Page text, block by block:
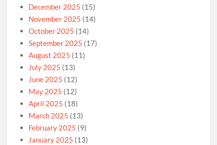
December 2025 (15)
November 2025 (14)
October 2025 (14)
September 2025 (17)
August 2025 (11)
July 2025 (13)
June 2025 (12)
May 2025 (12)
April 2025 (18)
March 2025 (13)
February 2025 (9)
January 2025 (13)